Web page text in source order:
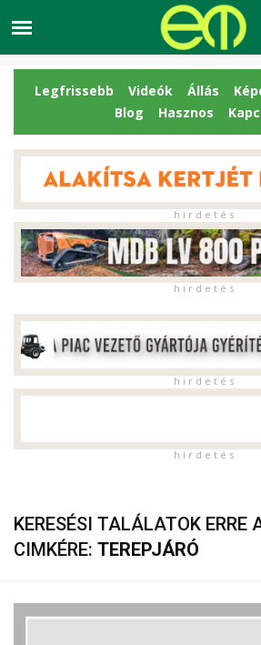
Legfrissebb Videók Állás
Blog
Hasznos
h i r d e t é s
h i r d e t é s
h i r d e t é s
h i r d e t é s
KERESÉSI TALÁLATOK ERRE
CIMKÉRE: TEREPJÁRÓ